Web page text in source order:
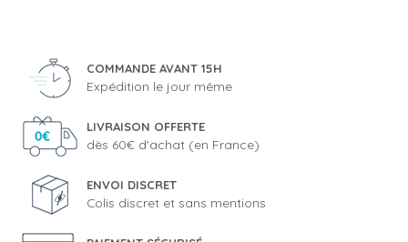
COMMANDE AVANT 15H
Expédition le jour même
LIVRAISON OFFERTE
dès 60€ d'achat (en France)
ENVOI DISCRET
Colis discret et sans mentions